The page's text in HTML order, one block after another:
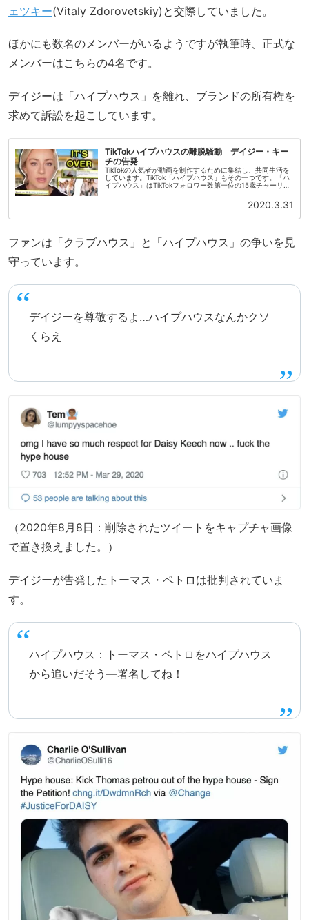
ェツキー(Vitaly Zdorovetskiy)と交際していました。
ほかにも数名のメンバーがいるようですが執筆時、正式な
メンバーはこちらの4名です。
デイジーは「ハイプハウス」を離れ、ブランドの所有権を
求めて訴訟を起こしています。
TikTokハイプハウスの離脱騒動 デイジー・キー
チの告発
TikTokの人気者が動画を制作するために集結し、共同生活を
しています。TikTok「ハイプハウス」もその一つです。「ハ
イプハウス」はTikTokフォロワー数第一位の15歳チャーリ
2020.3.31
ファンは「クラブハウス」と「ハイプハウス」の争いを見
守っています。
デイジーを尊敬するよ…ハイプハウスなんかクソ
くらえ
（2020年8月8日：削除されたツイートをキャプチャ画像
で置き換えました。）
デイジーが告発したトーマス・ペトロは批判されていま
す。
ハイプハウス：トーマス・ペトロをハイプハウス
から追いだそう—署名してね！